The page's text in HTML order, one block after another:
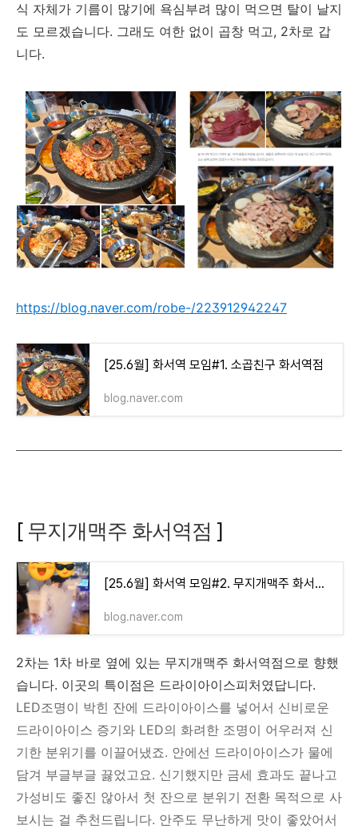
식 자체가 기름이 많기에 욕심부려 많이 먹으면 탈이 날지
도 모르겠습니다. 그래도 여한 없이 곱창 먹고, 2차로 갑
니다.
https://blog.naver.com/robe-/223912942247
[25.6월] 화서역 모임#1. 소곱친구 화서역점
blog.naver.com
[ 무지개맥주 화서역점 ]
[25.6월] 화서역 모임#2. 무지개맥주 화서역점
blog.naver.com
2차는 1차 바로 옆에 있는 무지개맥주 화서역점으로 향했
습니다. 이곳의 특이점은 드라이아이스피처였답니다.
LED조명이 박힌 잔에 드라이아이스를 넣어서 신비로운
드라이아이스 증기와 LED의 화려한 조명이 어우러져 신
기한 분위기를 이끌어냈죠. 안에선 드라이아이스가 물에
담겨 부글부글 끓었고요. 신기했지만 금세 효과도 끝나고
가성비도 좋진 않아서 첫 잔으로 분위기 전환 목적으로 사
보시는 걸 추천드립니다. 안주도 무난하게 맛이 좋았어서